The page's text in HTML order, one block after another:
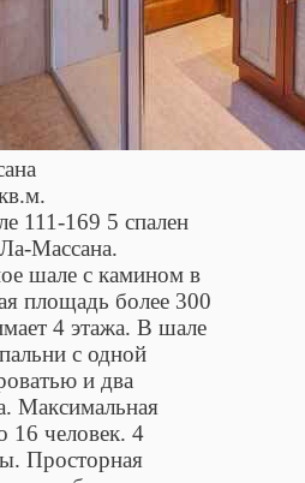
111-169 5 спален
Массана.
шале с камином в
площадь более 300
4 этажа. В шале
с одной
и два
Максимальная
16 человек. 4
Просторная